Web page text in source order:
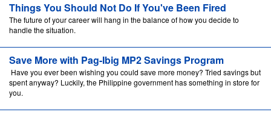
Things You Should Not Do If You've Been Fired
The future of your career will hang in the balance of how you decide to
handle the situation.
Save More with Pag-Ibig MP2 Savings Program
Have you ever been wishing you could save more money? Tried savings but
spent anyway? Luckily, the Philippine government has something in store for
you.